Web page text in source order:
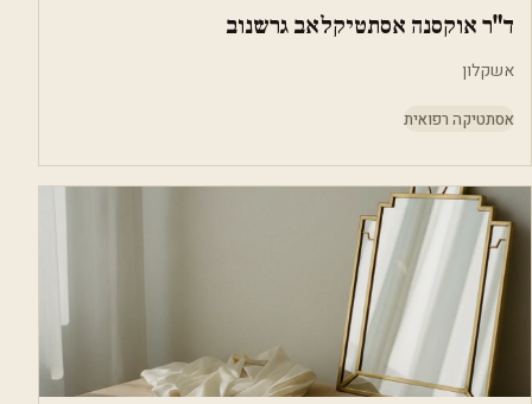
ד"ר אוקסנה אסתטיקלאב גרשנוב
אשקלון
אסתטיקה רפואית